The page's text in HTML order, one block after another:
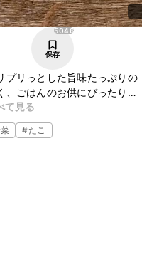
5046
保存
プリっとした旨味たっぷりの
、ごはんのお供にぴったりな
家庭にある調味料で簡単に作
かがでしょうか。ぜひ、作っ
て見る
#たこ